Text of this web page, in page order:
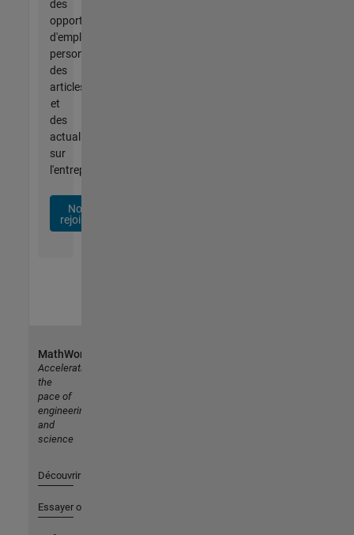
des
opportunités
d'emploi
personnalisées,
des
articles
et
des
actualités
sur
l'entreprise.
Nous
rejoindre
MathWorks
Accelerating
the
pace of
engineering
and
science
Découvrir les produits
Essayer ou acheter